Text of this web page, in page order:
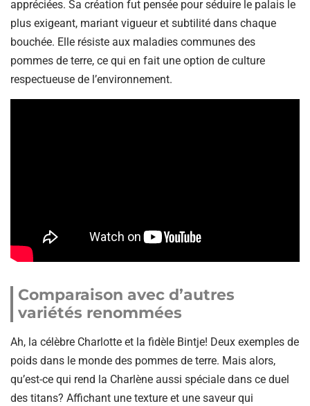
appréciées. Sa création fut pensée pour séduire le palais le
plus exigeant, mariant vigueur et subtilité dans chaque
bouchée. Elle résiste aux maladies communes des
pommes de terre, ce qui en fait une option de culture
respectueuse de l’environnement.
Comparaison avec d’autres
variétés renommées
Ah, la célèbre Charlotte et la fidèle Bintje! Deux exemples de
poids dans le monde des pommes de terre. Mais alors,
qu’est-ce qui rend la Charlène aussi spéciale dans ce duel
des titans? Affichant une texture et une saveur qui